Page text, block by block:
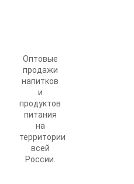
Оптовые
продажи
напитков
и
продуктов
питания
на
территории
всей
России.